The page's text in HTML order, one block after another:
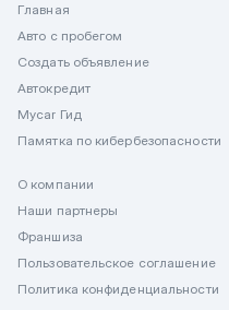
Главная
Авто с пробегом
Создать объявление
Автокредит
Mycar Гид
Памятка по кибербезопасности
О компании
Наши партнеры
Франшиза
Пользовательское соглашение
Политика конфиденциальности